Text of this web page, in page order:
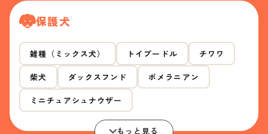
保護犬
雑種（ミックス犬） トイプードル チワワ
柴犬 ダックスフンド ポメラニアン
ミニチュアシュナウザー
もっと見る